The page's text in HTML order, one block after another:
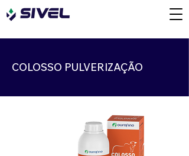
COLOSSO PULVERIZAÇÃO